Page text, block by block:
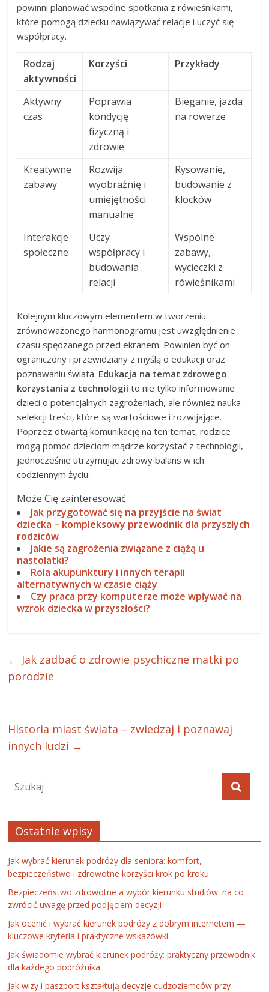
powinni planować wspólne spotkania z rówieśnikami,
które pomogą dziecku nawiązywać relacje i uczyć się
współpracy.
Rodzaj
aktywności
Korzyści Przykłady
Aktywny
czas
Poprawia
kondycję
fizyczną i
zdrowie
Bieganie, jazda
na rowerze
Kreatywne
zabawy
Rozwija
wyobraźnię i
umiejętności
manualne
Rysowanie,
budowanie z
klocków
Interakcje
społeczne
Uczy
współpracy i
budowania
relacji
Wspólne
zabawy,
wycieczki z
rówieśnikami
Kolejnym kluczowym elementem w tworzeniu
zrównoważonego harmonogramu jest uwzględnienie
czasu spędzanego przed ekranem. Powinien być on
ograniczony i przewidziany z myślą o edukacji oraz
poznawaniu świata. Edukacja na temat zdrowego
korzystania z technologii to nie tylko informowanie
dzieci o potencjalnych zagrożeniach, ale również nauka
selekcji treści, które są wartościowe i rozwijające.
Poprzez otwartą komunikację na ten temat, rodzice
mogą pomóc dzieciom mądrze korzystać z technologii,
jednocześnie utrzymując zdrowy balans w ich
codziennym życiu.
Może Cię zainteresować
Jak przygotować się na przyjście na świat
dziecka – kompleksowy przewodnik dla przyszłych
rodziców
Jakie są zagrożenia związane z ciążą u
nastolatki?
Rola akupunktury i innych terapii
alternatywnych w czasie ciąży
Czy praca przy komputerze może wpływać na
wzrok dziecka w przyszłości?
← Jak zadbać o zdrowie psychiczne matki po
porodzie
Historia miast świata – zwiedzaj i poznawaj
innych ludzi →
Ostatnie wpisy
Jak wybrać kierunek podróży dla seniora: komfort,
bezpieczeństwo i zdrowotne korzyści krok po kroku
Bezpieczeństwo zdrowotne a wybór kierunku studiów: na co
zwrócić uwagę przed podjęciem decyzji
Jak ocenić i wybrać kierunek podróży z dobrym internetem —
kluczowe kryteria i praktyczne wskazówki
Jak świadomie wybrać kierunek podróży: praktyczny przewodnik
dla każdego podróżnika
Jak wizy i paszport kształtują decyzje cudzoziemców przy